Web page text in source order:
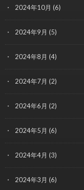
2024年10月 (6)
2024年9月 (5)
2024年8月 (4)
2024年7月 (2)
2024年6月 (2)
2024年5月 (6)
2024年4月 (3)
2024年3月 (6)